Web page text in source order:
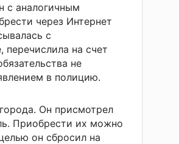
с аналогичным
через Интернет
с
перечислила на счет
не
в полицию.
Он присмотрел
Приобрести их можно
он сбросил на